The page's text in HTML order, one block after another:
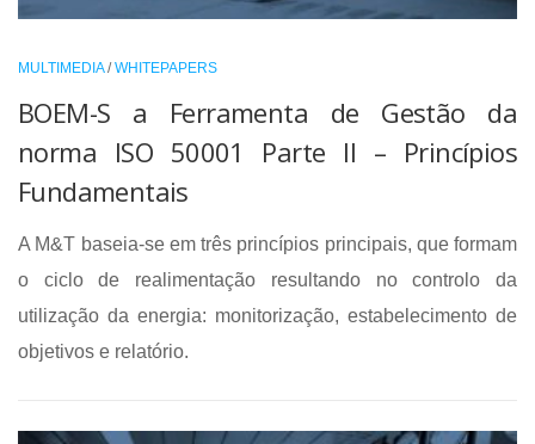
MULTIMEDIA/WHITEPAPERS
BOEM-S a Ferramenta de Gestão da
norma ISO 50001 Parte II – Princípios
Fundamentais
A M&T baseia-se em três princípios principais, que formam
o ciclo de realimentação resultando no controlo da
utilização da energia: monitorização, estabelecimento de
objetivos e relatório.